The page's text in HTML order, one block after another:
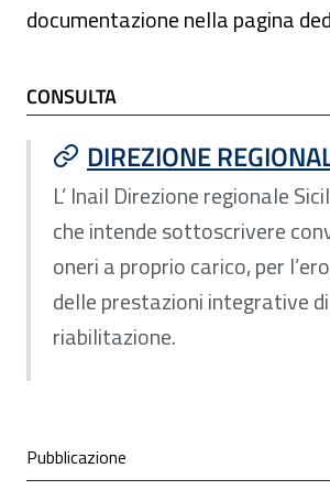
documentazione nella pagina
TI POTREBBE INTERESSARE
CONSULTA
DIREZIONE
L’ Inail Direzione regionale
che intende sottoscrivere
oneri a proprio carico, per
delle prestazioni integrative di
riabilitazione.
Condivisione social
Pubblicazione